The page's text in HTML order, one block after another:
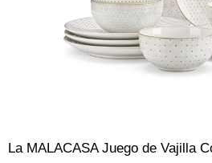
La MALACASA Juego de Vajilla